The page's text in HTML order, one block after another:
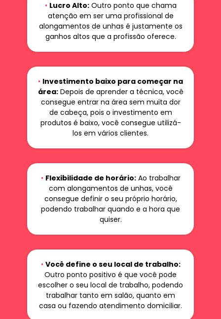
• Lucro Alto:Outro ponto que chama
atenção em ser uma profissional de
alongamentos de unhas é justamente os
ganhos altos que a profissão oferece.
• Investimento baixo para começar na
área:Depois de aprender a técnica, você
consegue entrar na área sem muita dor
de cabeça, pois o investimento em
produtos é baixo, você consegue utilizá-
los em vários clientes.
• Flexibilidade de horário:Ao trabalhar
com alongamentos de unhas, você
consegue definir o seu próprio horário,
podendo trabalhar quando e a hora que
quiser.
• Você define o seu local de trabalho:
Outro ponto positivo é que você pode
escolher o seu local de trabalho, podendo
trabalhar tanto em salão, quanto em
casa ou fazendo atendimento domiciliar.